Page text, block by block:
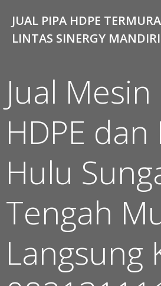
to
content
JUAL PIPA HDPE
LINTAS SINERGY MANDIRI
Jual Mesin
HDPE dan
Hulu
Tengah
Langsung